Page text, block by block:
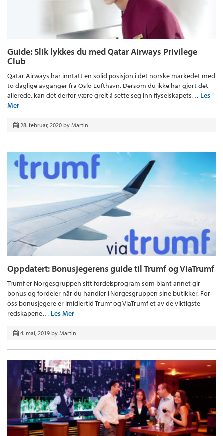
Guide: Slik lykkes du med Qatar Airways Privilege
Club
Qatar Airways har inntatt en solid posisjon i det norske markedet med
to daglige avganger fra Oslo Lufthavn. Dersom du ikke har gjort det
allerede, kan det derfor være greit å sette seg inn flyselskapets… Les
Mer
28. februar, 2020 by Martin
Oppdatert: Bonusjegerens guide til Trumf og ViaTrumf
Trumf er Norgesgruppen sitt fordelsprogram som blant annet gir
bonus og fordeler når du handler i Norgesgruppen sine butikker. For
oss bonusjegere er imidlertid Trumf og ViaTrumf et av de viktigste
redskapene… Les Mer
4. mai, 2019 by Martin